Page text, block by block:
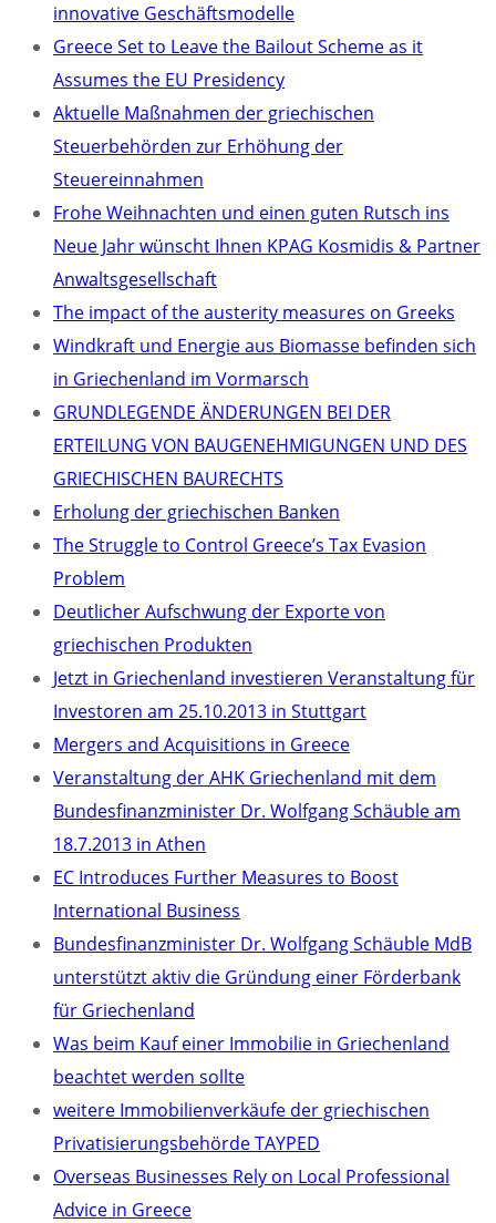
innovative Geschäftsmodelle
Greece Set to Leave the Bailout Scheme as it
Assumes the EU Presidency
Aktuelle Maßnahmen der griechischen
Steuerbehörden zur Erhöhung der
Steuereinnahmen
Frohe Weihnachten und einen guten Rutsch ins
Neue Jahr wünscht Ihnen KPAG Kosmidis & Partner
Anwaltsgesellschaft
The impact of the austerity measures on Greeks
Windkraft und Energie aus Biomasse befinden sich
in Griechenland im Vormarsch
GRUNDLEGENDE ÄNDERUNGEN BEI DER
ERTEILUNG VON BAUGENEHMIGUNGEN UND DES
GRIECHISCHEN BAURECHTS
Erholung der griechischen Banken
The Struggle to Control Greece’s Tax Evasion
Problem
Deutlicher Aufschwung der Exporte von
griechischen Produkten
Jetzt in Griechenland investieren Veranstaltung für
Investoren am 25.10.2013 in Stuttgart
Mergers and Acquisitions in Greece
Veranstaltung der AHK Griechenland mit dem
Bundesfinanzminister Dr. Wolfgang Schäuble am
18.7.2013 in Athen
EC Introduces Further Measures to Boost
International Business
Bundesfinanzminister Dr. Wolfgang Schäuble MdB
unterstützt aktiv die Gründung einer Förderbank
für Griechenland
Was beim Kauf einer Immobilie in Griechenland
beachtet werden sollte
weitere Immobilienverkäufe der griechischen
Privatisierungsbehörde TAYPED
Overseas Businesses Rely on Local Professional
Advice in Greece